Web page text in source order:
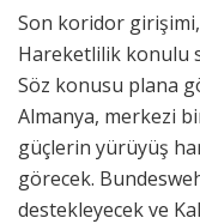
Son koridor
Hareketlilik konulu
Söz konusu plana
Almanya, merkezi
güçlerin yürüyüş
görecek.
destekleyecek ve